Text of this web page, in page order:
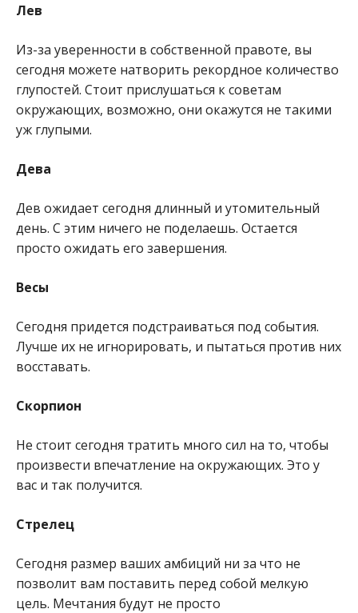
Лев
Из-за уверенности в собственной правоте, вы
сегодня можете натворить рекордное количество
глупостей. Стоит прислушаться к советам
окружающих, возможно, они окажутся не такими
уж глупыми.
Дева
Дев ожидает сегодня длинный и утомительный
день. С этим ничего не поделаешь. Остается
просто ожидать его завершения.
Весы
Сегодня придется подстраиваться под события.
Лучше их не игнорировать, и пытаться против них
восставать.
Скорпион
Не стоит сегодня тратить много сил на то, чтобы
произвести впечатление на окружающих. Это у
вас и так получится.
Стрелец
Сегодня размер ваших амбиций ни за что не
позволит вам поставить перед собой мелкую
цель. Мечтания будут не просто